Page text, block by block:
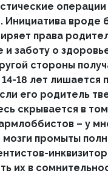
Инициатива вроде
права
и заботу о
стороны
18 лет лишается
его родитель
скрывается в
– у
промыты
их в